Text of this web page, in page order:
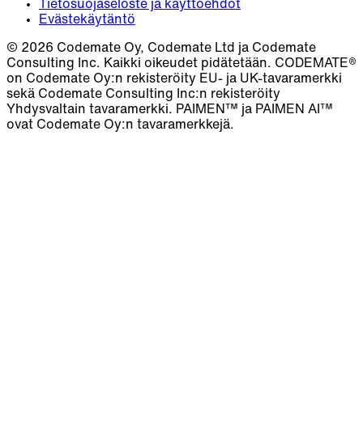
Tietosuojaseloste ja käyttöehdot
Evästekäytäntö
© 2026 Codemate Oy, Codemate Ltd ja Codemate
Consulting Inc. Kaikki oikeudet pidätetään. CODEMATE®
on Codemate Oy:n rekisteröity EU- ja UK-tavaramerkki
sekä Codemate Consulting Inc:n rekisteröity
Yhdysvaltain tavaramerkki. PAIMEN™ ja PAIMEN AI™
ovat Codemate Oy:n tavaramerkkejä.